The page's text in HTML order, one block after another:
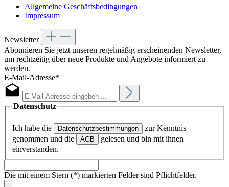
Allgemeine Geschäftsbedingungen
Impressum
Newsletter
Abonnieren Sie jetzt unseren regelmäßig erscheinenden Newsletter,
um rechtzeitig über neue Produkte und Angebote informiert zu
werden.
E-Mail-Adresse*
Datenschutz
Ich habe die Datenschutzbestimmungen
zur Kenntnis
genommen und die
AGB
gelesen und bin mit ihnen
einverstanden.
Die mit einem Stern (*) markierten Felder sind Pflichtfelder.